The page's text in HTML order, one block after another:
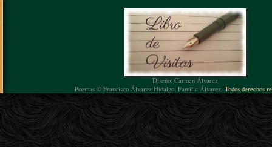
Diseño: Carmen Álvarez
Poemas © Francisco Álvarez Hidalgo, Familia Álvarez. Todos derechos